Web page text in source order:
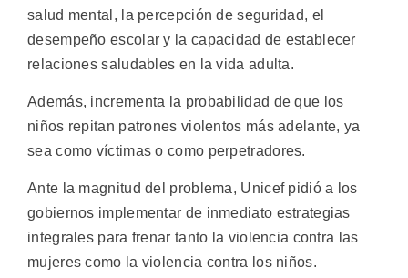
salud mental, la percepción de seguridad, el
desempeño escolar y la capacidad de establecer
relaciones saludables en la vida adulta.
Además, incrementa la probabilidad de que los
niños repitan patrones violentos más adelante, ya
sea como víctimas o como perpetradores.
Ante la magnitud del problema, Unicef pidió a los
gobiernos implementar de inmediato estrategias
integrales para frenar tanto la violencia contra las
mujeres como la violencia contra los niños.